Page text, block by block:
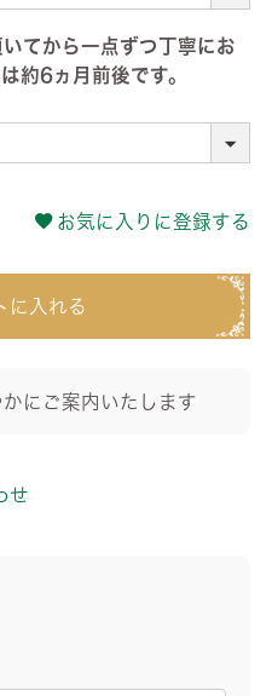
てから一点ずつ丁寧にお
約6ヵ月前後です。
お気に入りに登録する
に入れる
にご案内いたします
せ